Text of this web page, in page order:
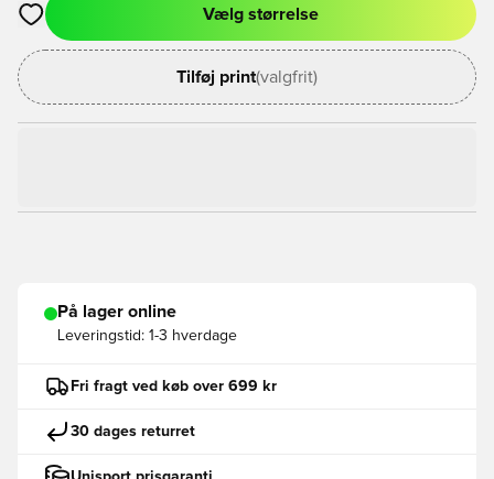
Åbner en Modal til at logge ind eller tilmelde dig som medlem
Vælg størrelse
Tilføj print(valgfrit)
På lager online
Leveringstid: 1-3 hverdage
Fri fragt ved køb over 699 kr
30 dages returret